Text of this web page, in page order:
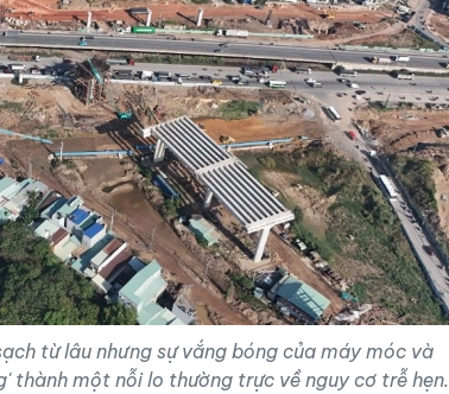
từ lâu nhưng sự vắng bóng của máy móc và
thành một nỗi lo thường trực về nguy cơ trễ hẹn.